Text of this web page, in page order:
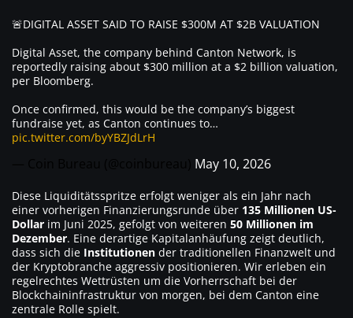
🚨DIGITAL ASSET SAID TO RAISE $300M AT $2B VALUATION
Digital Asset, the company behind Canton Network, is
reportedly raising about $300 million at a $2 billion valuation,
per Bloomberg.
Once confirmed, this would be the company’s biggest
fundraise yet, as Canton continues to…
pic.twitter.com/byYBZJdLrH
May 10, 2026
Diese Liquiditätsspritze erfolgt weniger als ein Jahr nach
einer vorherigen Finanzierungsrunde über 135 Millionen US-
Dollar im Juni 2025, gefolgt von weiteren 50 Millionen im
Dezember. Eine derartige Kapitalanhäufung zeigt deutlich,
dass sich die Institutionen der traditionellen Finanzwelt und
der Kryptobranche aggressiv positionieren. Wir erleben ein
regelrechtes Wettrüsten um die Vorherrschaft bei der
Blockchaininfrastruktur von morgen, bei dem Canton eine
zentrale Rolle spielt.